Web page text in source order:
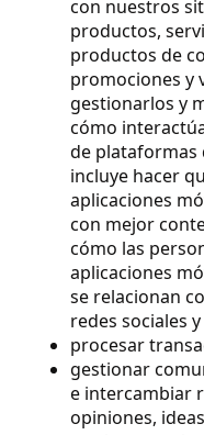
con nuestros
productos,
productos de
promociones y
gestionarlos y
cómo
de plataformas
incluye hacer
aplicaciones
con mejor
cómo las
aplicaciones
se relacionan
redes sociales
procesar
gestionar
e intercambiar
opiniones,